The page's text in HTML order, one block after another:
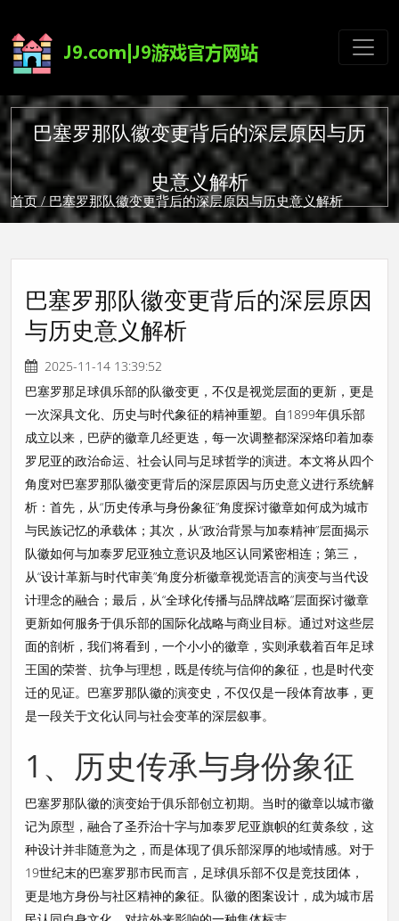
巴塞罗那队徽变更背后的深层原因与历
史意义解析
首页 / 巴塞罗那队徽变更背后的深层原因与历史意义解析
巴塞罗那队徽变更背后的深层原因
与历史意义解析
2025-11-14 13:39:52
巴塞罗那足球俱乐部的队徽变更，不仅是视觉层面的更新，更是
一次深具文化、历史与时代象征的精神重塑。自1899年俱乐部
成立以来，巴萨的徽章几经更迭，每一次调整都深深烙印着加泰
罗尼亚的政治命运、社会认同与足球哲学的演进。本文将从四个
角度对巴塞罗那队徽变更背后的深层原因与历史意义进行系统解
析：首先，从“历史传承与身份象征”角度探讨徽章如何成为城市
与民族记忆的承载体；其次，从“政治背景与加泰精神”层面揭示
队徽如何与加泰罗尼亚独立意识及地区认同紧密相连；第三，
从“设计革新与时代审美”角度分析徽章视觉语言的演变与当代设
计理念的融合；最后，从“全球化传播与品牌战略”层面探讨徽章
更新如何服务于俱乐部的国际化战略与商业目标。通过对这些层
面的剖析，我们将看到，一个小小的徽章，实则承载着百年足球
王国的荣誉、抗争与理想，既是传统与信仰的象征，也是时代变
迁的见证。巴塞罗那队徽的演变史，不仅仅是一段体育故事，更
是一段关于文化认同与社会变革的深层叙事。
1、历史传承与身份象征
巴塞罗那队徽的演变始于俱乐部创立初期。当时的徽章以城市徽
记为原型，融合了圣乔治十字与加泰罗尼亚旗帜的红黄条纹，这
种设计并非随意为之，而是体现了俱乐部深厚的地域情感。对于
19世纪末的巴塞罗那市民而言，足球俱乐部不仅是竞技团体，
更是地方身份与社区精神的象征。队徽的图案设计，成为城市居